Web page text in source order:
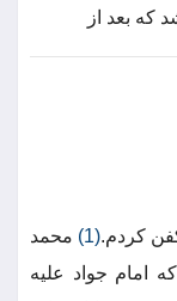
كه بعد از
كردم.(1)
محمد
امام جواد عليه